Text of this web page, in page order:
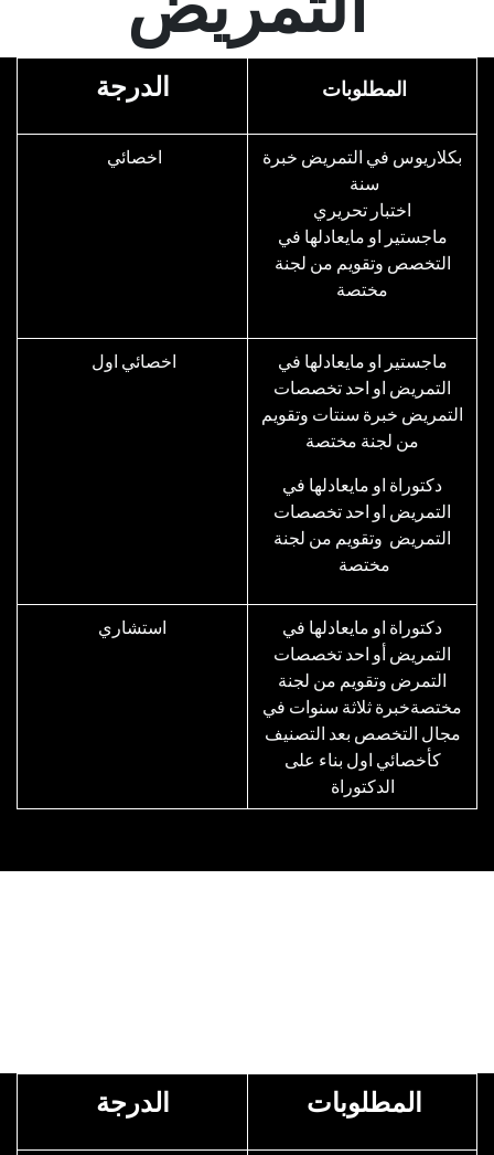
المطلوبات الدرجة
بكلاريوس في التمريض خبرة
سنة
اختبار تحريري
ماجستير او مايعادلها في
التخصص وتقويم من لجنة
مختصة
اخصائي
ماجستير او مايعادلها في
التمريض او احد تخصصات
التمريض خبرة سنتات وتقويم
من لجنة مختصة
​دكتوراة او مايعادلها في
التمريض او احد تخصصات
التمريض وتقويم من لجنة
مختصة
اخصائي اول
دكتوراة او مايعادلها في
التمريض أو احد تخصصات
التمرض وتقويم من لجنة
مختصةخبرة ثلاثة سنوات في
مجال التخصص بعد التصنيف
كأخصائي اول بناء على
الدكتوراة
استشاري
المطلوبات الدرجة